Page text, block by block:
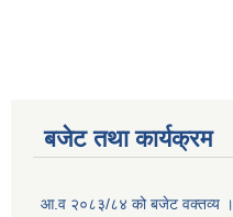
बजेट तथा कार्यक्रम
आ.व २०८३/८४ को बजेट वक्तव्य ।